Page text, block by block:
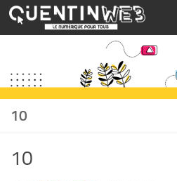
Skip to content
10
10